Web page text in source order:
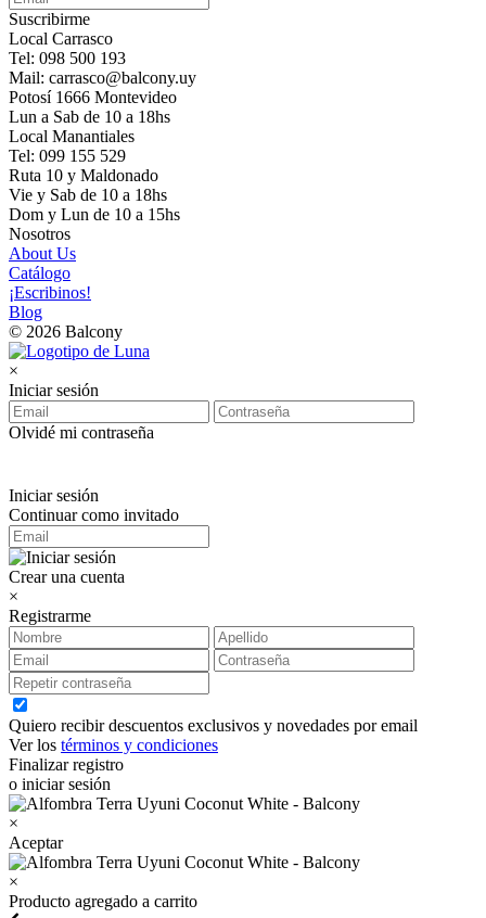
Suscribirme
Local Carrasco
Tel: 098 500 193
Mail: carrasco@balcony.uy
Potosí 1666 Montevideo
Lun a Sab de 10 a 18hs
Local Manantiales
Tel: 099 155 529
Ruta 10 y Maldonado
Vie y Sab de 10 a 18hs
Dom y Lun de 10 a 15hs
Nosotros
About Us
Catálogo
¡Escribinos!
Blog
© 2026 Balcony
×
Iniciar sesión
Olvidé mi contraseña
Iniciar sesión
Continuar como invitado
Crear una cuenta
×
Registrarme
Quiero recibir descuentos exclusivos y novedades por email
Ver los términos y condiciones
Finalizar registro
o iniciar sesión
×
Aceptar
×
Producto agregado a carrito